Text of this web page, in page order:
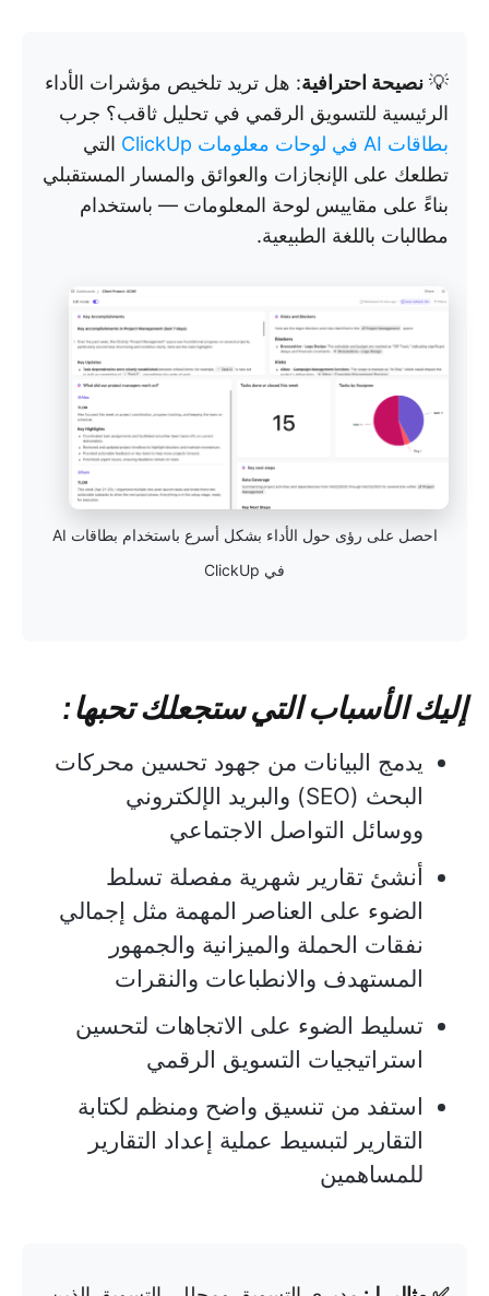
💡 نصيحة احترافية: هل تريد تلخيص مؤشرات الأداء
الرئيسية للتسويق الرقمي في تحليل ثاقب؟ جرب
بطاقات AI في لوحات معلومات ClickUp
التي
تطلعك على الإنجازات والعوائق والمسار المستقبلي
بناءً على مقاييس لوحة المعلومات — باستخدام
مطالبات باللغة الطبيعية.
احصل على رؤى حول الأداء بشكل أسرع باستخدام بطاقات AI
في ClickUp
إليك الأسباب التي ستجعلك تحبها:
يدمج البيانات من جهود تحسين محركات
البحث (SEO) والبريد الإلكتروني
ووسائل التواصل الاجتماعي
أنشئ تقارير شهرية مفصلة تسلط
الضوء على العناصر المهمة مثل إجمالي
نفقات الحملة والميزانية والجمهور
المستهدف والانطباعات والنقرات
تسليط الضوء على الاتجاهات لتحسين
استراتيجيات التسويق الرقمي
استفد من تنسيق واضح ومنظم لكتابة
التقارير لتبسيط عملية إعداد التقارير
للمساهمين